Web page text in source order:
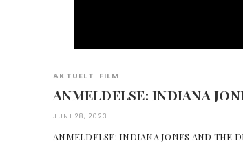
AKTUELT FILM
ANMELDELSE: INDIANA
JUNI 28, 2023
ANMELDELSE: INDIANA JONES